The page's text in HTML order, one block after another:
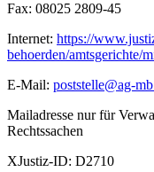
Fax: 08025 2809-45
Internet: https://
behoerden/amtsgerichte/
E-Mail: poststelle@ag-
Mailadresse nur für
Rechtssachen
XJustiz-ID: D2710